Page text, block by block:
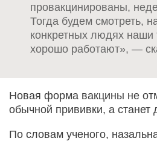
провакцинированы,
Тогда будем смотреть,
конкретных людях наши
хорошо работают», —
Новая форма вакцины не
обычной прививки, а станет
По словам ученого,